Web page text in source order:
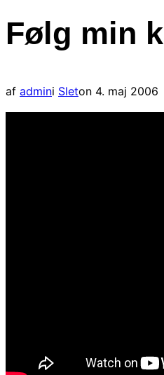
i
sidekolonne
Følg min
af admini Sleton Udgivet
d.
4. maj 2006